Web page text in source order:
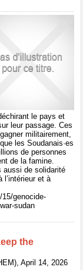
le pays et
leur passage. Ces
militairement,
les Soudanais·es
de personnes
de la famine.
aussi de solidarité
l’intérieur et à
15/genocide-
sudan
the
April 14, 2026